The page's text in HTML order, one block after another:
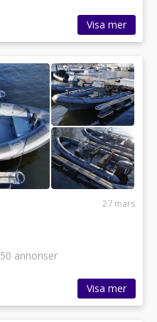
Visa mer
27 mars
50 annonser
Visa mer